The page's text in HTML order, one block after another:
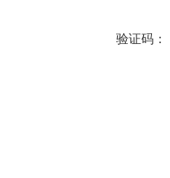
验证码：